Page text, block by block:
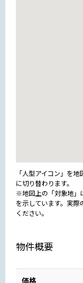
「人型アイコン」を
に切り替わります。
※地図上の「対象地」
を示しています。実
ください。
物件概要
価格